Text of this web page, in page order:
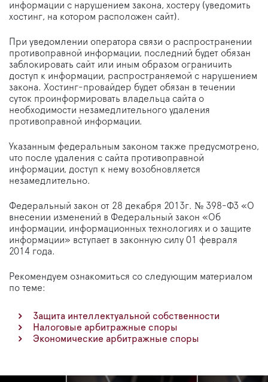
информации с нарушением закона, хостеру (уведомить
хостинг, на котором расположен сайт).
При уведомлении оператора связи о распространении
противоправной информации, последний будет обязан
заблокировать сайт или иным образом ограничить
доступ к информации, распространяемой с нарушением
закона. Хостинг-провайдер будет обязан в течении
суток проинформировать владельца сайта о
необходимости незамедлительного удаления
противоправной информации.
Указанным федеральным законом также предусмотрено,
что после удаления с сайта противоправной
информации, доступ к нему возобновляется
незамедлительно.
Федеральный закон от 28 декабря 2013г. № 398-ФЗ «О
внесении изменений в Федеральный закон «Об
информации, информационных технологиях и о защите
информации» вступает в законную силу 01 февраля
2014 года.
Рекомендуем ознакомиться со следующим материалом
по теме:
Защита интеллектуальной собственности
Налоговые арбитражные споры
Экономические арбитражные споры